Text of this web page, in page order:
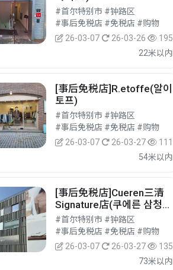
#首尔特别市 #钟路区
#事后免税店 #免税店 #购物
26-03-07
26-03-26
195
22米以内
[事后免税店]R.etoffe(알이
토프)
#首尔特别市 #钟路区
#事后免税店 #免税店 #购物
26-03-07
26-03-27
111
54米以内
[事后免税店]Cueren三清
Signature店(쿠에른 삼청
시그니처 스토어)
#首尔特别市 #钟路区
#事后免税店 #免税店 #购物
26-03-07
26-03-27
135
73米以内